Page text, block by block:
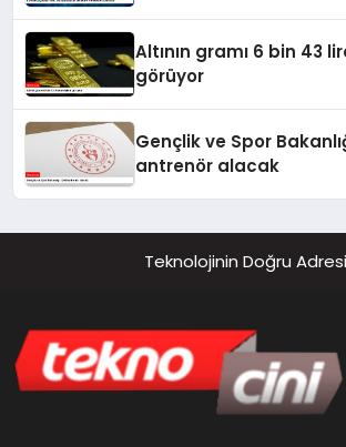
Altının gramı 6 bin 43
görüyor
Gençlik ve Spor
antrenör alacak
Teknolojinin Doğru